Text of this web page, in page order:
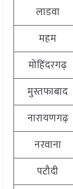
लाडवा
महम
मोहिंदरगढ़
मुस्तफाबाद
नारायणगढ़
नरवाना
पटौदी